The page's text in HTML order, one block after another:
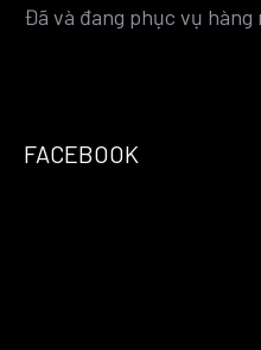
Đã và đang phục vụ
FACEBOOK